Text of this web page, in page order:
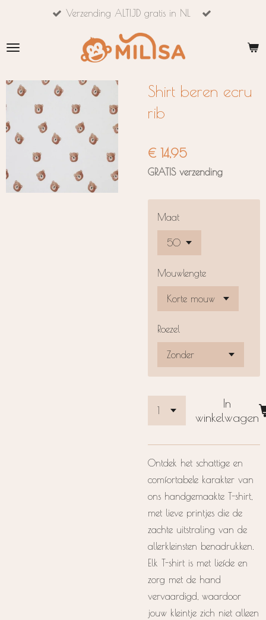
naar
hoofdinhoud
Verzending ALTIJD gratis in NL
Shirt beren ecru
rib
€ 14,95
GRATIS verzending
Maat
Mouwlengte
Roezel
In
winkelwagen
Ontdek het schattige en
comfortabele karakter van
ons handgemaakte T-shirt,
met lieve printjes die de
zachte uitstraling van de
allerkleinsten benadrukken.
Elk T-shirt is met liefde en
zorg met de hand
vervaardigd, waardoor
jouw kleintje zich niet alleen